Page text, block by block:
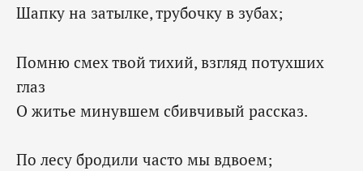
Шапку на затылке, трубочку в зубах;
Помню смех твой тихий, взгляд потухших
глаз
О житье минувшем сбивчивый рассказ.
По лесу бродили часто мы вдвоем;